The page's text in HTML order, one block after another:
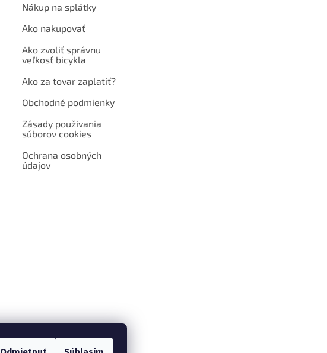
Nákup na splátky
Ako nakupovať
Ako zvoliť správnu
veľkosť bicykla
Ako za tovar zaplatiť?
Obchodné podmienky
Zásady používania
súborov cookies
Ochrana osobných
údajov